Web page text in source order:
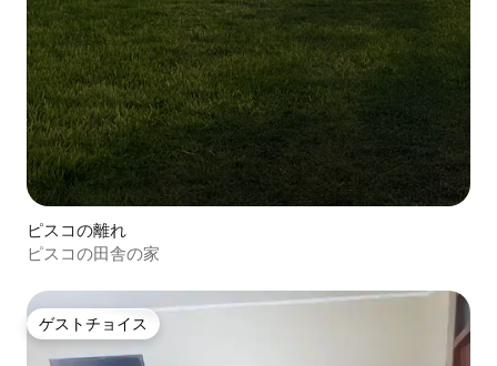
ピスコの離れ
ピスコの田舎の家
ゲストチョイス
ゲストチョイス